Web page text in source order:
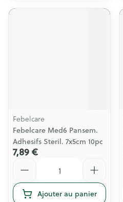
Febelcare
Febelcare Med6 Pansem.
Adhesifs Steril. 7x5cm 10pc
7,89 €
Ajouter au panier